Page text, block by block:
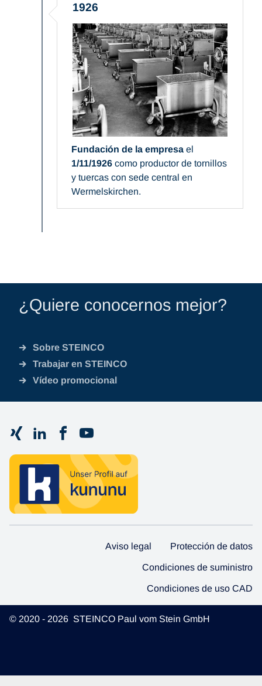
1926
Fundación de la empresa el
1/11/1926 como productor de tornillos
y tuercas con sede central en
Wermelskirchen.
¿Quiere conocernos mejor?
Sobre STEINCO
Trabajar en STEINCO
Vídeo promocional
Aviso legal Protección de datos
Condiciones de suministro
Condiciones de uso CAD
© 2020 - 2026 STEINCO Paul vom Stein GmbH